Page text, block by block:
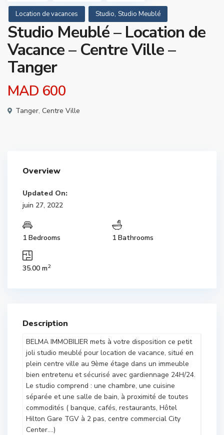
Location de vacances Studio, Studio Meublé
Studio Meublé – Location de
Vacance – Centre Ville –
Tanger
MAD 600
Tanger, Centre Ville
Overview
Updated On:
juin 27, 2022
1 Bedrooms 1 Bathrooms
35.00 m2
Description
BELMA IMMOBILIER mets à votre disposition ce petit
joli studio meublé pour location de vacance, situé en
plein centre ville au 9ème étage dans un immeuble
bien entretenu et sécurisé avec gardiennage 24H/24.
Le studio comprend : une chambre, une cuisine
séparée et une salle de bain, à proximité de toutes
commodités ( banque, cafés, restaurants, Hôtel
Hilton Gare TGV à 2 pas, centre commercial City
Center….)